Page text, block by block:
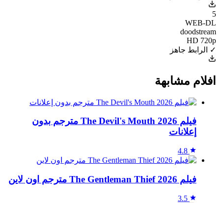
5
WEB-DL
doodstream
HD 720p
✓ الرابط جاهز
افلام مشابهة
فيلم The Devil's Mouth 2026 مترجم بدون
إعلانات
4.8
فيلم The Gentleman Thief 2026 مترجم اون لاين
3.5